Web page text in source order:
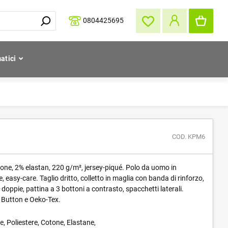
0804425695
COD. KPM6
2% elastan, 220 g/m², jersey-piqué. Polo da uomo in
easy-care. Taglio dritto, colletto in maglia con banda di rinforzo,
pattina a 3 bottoni a contrasto, spacchetti laterali.
e Oeko-Tex.
Poliestere, Cotone, Elastane,